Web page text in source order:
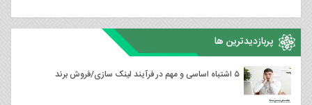
پربازدیدترین ها
۵ اشتباه اساسی و مهم در فرآیند لینک سازی/فروش برند